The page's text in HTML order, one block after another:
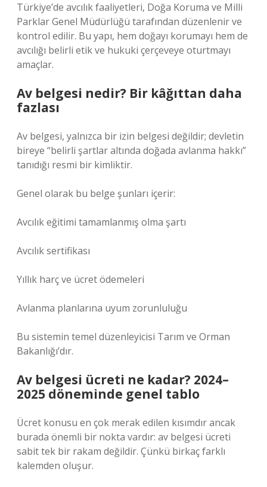
Türkiye’de avcılık faaliyetleri, Doğa Koruma ve Milli
Parklar Genel Müdürlüğü tarafından düzenlenir ve
kontrol edilir. Bu yapı, hem doğayı korumayı hem de
avcılığı belirli etik ve hukuki çerçeveye oturtmayı
amaçlar.
Av belgesi nedir? Bir kâğıttan daha
fazlası
Av belgesi, yalnızca bir izin belgesi değildir; devletin
bireye “belirli şartlar altında doğada avlanma hakkı”
tanıdığı resmi bir kimliktir.
Genel olarak bu belge şunları içerir:
Avcılık eğitimi tamamlanmış olma şartı
Avcılık sertifikası
Yıllık harç ve ücret ödemeleri
Avlanma planlarına uyum zorunluluğu
Bu sistemin temel düzenleyicisi Tarım ve Orman
Bakanlığı’dır.
Av belgesi ücreti ne kadar? 2024–
2025 döneminde genel tablo
Ücret konusu en çok merak edilen kısımdır ancak
burada önemli bir nokta vardır: av belgesi ücreti
sabit tek bir rakam değildir. Çünkü birkaç farklı
kalemden oluşur.